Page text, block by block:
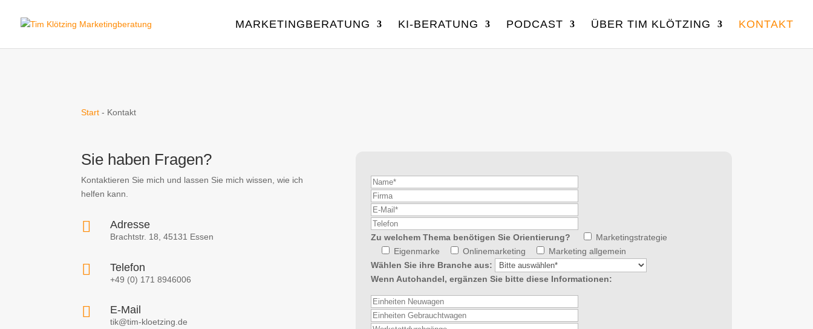
MARKETINGBERATUNG KI-BERATUNG PODCAST ÜBER TIM KLÖTZING KONTAKT
Start - Kontakt
Sie haben Fragen?
Kontaktieren Sie mich und lassen Sie mich wissen, wie ich
helfen kann.
 Adresse
Brachtstr. 18, 45131 Essen
 Telefon
+49 (0) 171 8946006
 E-Mail
tik@tim-kloetzing.de
Zu welchem Thema benötigen Sie Orientierung?
Marketingstrategie
Eigenmarke
Onlinemarketing
Marketing allgemein
Wählen Sie ihre Branche aus:
Wenn Autohandel, ergänzen Sie bitte diese Informationen: